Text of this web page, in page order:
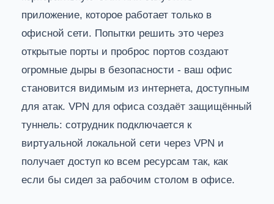
приложение, которое работает только в
офисной сети. Попытки решить это через
открытые порты и проброс портов создают
огромные дыры в безопасности - ваш офис
становится видимым из интернета, доступным
для атак. VPN для офиса создаёт защищённый
туннель: сотрудник подключается к
виртуальной локальной сети через VPN и
получает доступ ко всем ресурсам так, как
если бы сидел за рабочим столом в офисе.